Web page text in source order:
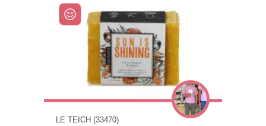
LE TEICH (33470)